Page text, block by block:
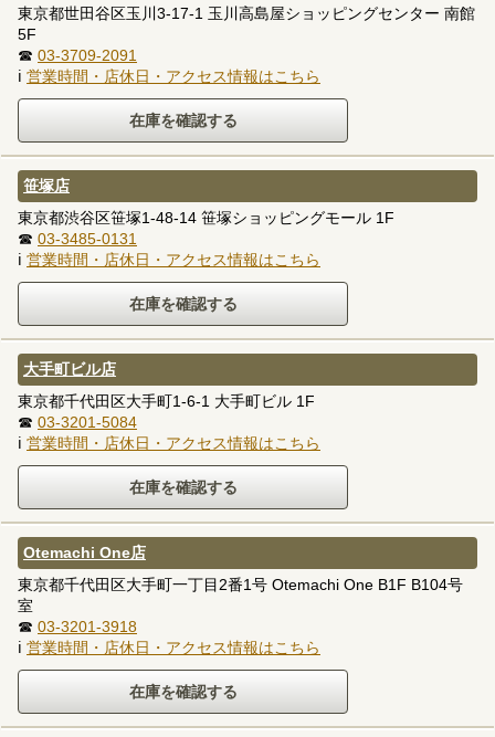
東京都世田谷区玉川3-17-1 玉川高島屋ショッピングセンター 南館
5F
☎ 03-3709-2091
ℹ 営業時間・店休日・アクセス情報はこちら
笹塚店
東京都渋谷区笹塚1-48-14 笹塚ショッピングモール 1F
☎ 03-3485-0131
ℹ 営業時間・店休日・アクセス情報はこちら
大手町ビル店
東京都千代田区大手町1-6-1 大手町ビル 1F
☎ 03-3201-5084
ℹ 営業時間・店休日・アクセス情報はこちら
Otemachi One店
東京都千代田区大手町一丁目2番1号 Otemachi One B1F B104号
室
☎ 03-3201-3918
ℹ 営業時間・店休日・アクセス情報はこちら